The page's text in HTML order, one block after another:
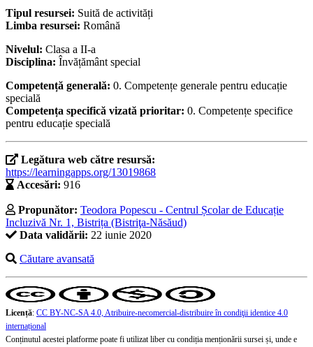
Tipul resursei: Suită de activități
Limba resursei: Română
Nivelul: Clasa a II-a
Disciplina: Învățământ special
Competență generală: 0. Competențe generale pentru educație
specială
Competența specifică vizată prioritar: 0. Competențe specifice
pentru educație specială
Legătura web către resursă:
https://learningapps.org/13019868
Accesări: 916
Propunător: Teodora Popescu - Centrul Școlar de Educație
Incluzivă Nr. 1, Bistrița (Bistriţa-Năsăud)
Data validării: 22 iunie 2020
Căutare avansată
Licență: CC BY-NC-SA 4.0, Atribuire-necomercial-distribuire în condiţii identice 4.0
internațional
Conținutul acestei platforme poate fi utilizat liber cu condiția menționării sursei și, unde e